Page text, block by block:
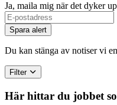
Ja, maila mig när det dyker
If
you
are
a
ignore
this
field
Spara alert
Du kan stänga av notiser vi
Filter
Här hittar du jobbet